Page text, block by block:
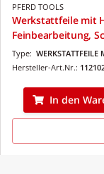
PFERD TOOLS
Werkstattfeile mit
Feinbearbeitung,
Type: WERKSTATTFEILE
Hersteller-Art.Nr.:
In den